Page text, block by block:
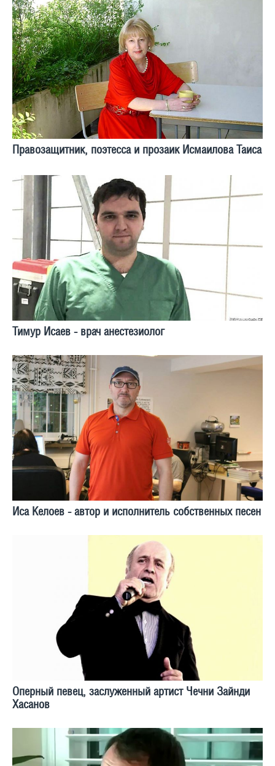
Правозащитник, поэтесса и прозаик Исмаилова Таиса
Тимур Исаев - врач анестезиолог
Иса Келоев - автор и исполнитель собственных песен
Оперный певец, заслуженный артист Чечни Зайнди
Хасанов